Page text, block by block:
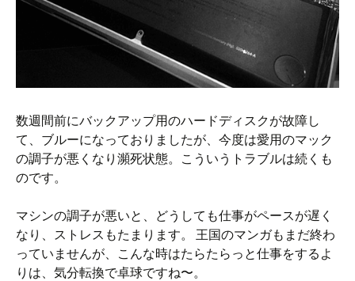
数週間前にバックアップ用のハードディスクが故障し
て、ブルーになっておりましたが、今度は愛用のマック
の調子が悪くなり瀕死状態。こういうトラブルは続くも
のです。
マシンの調子が悪いと、どうしても仕事がペースが遅く
なり、ストレスもたまります。 王国のマンガもまだ終わ
っていませんが、こんな時はたらたらっと仕事をするよ
りは、気分転換で卓球ですね〜。